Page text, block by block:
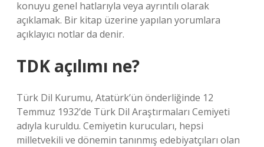
konuyu genel hatlarıyla veya ayrıntılı olarak
açıklamak. Bir kitap üzerine yapılan yorumlara
açıklayıcı notlar da denir.
TDK açılımı ne?
Türk Dil Kurumu, Atatürk’ün önderliğinde 12
Temmuz 1932’de Türk Dil Araştırmaları Cemiyeti
adıyla kuruldu. Cemiyetin kurucuları, hepsi
milletvekili ve dönemin tanınmış edebiyatçıları olan